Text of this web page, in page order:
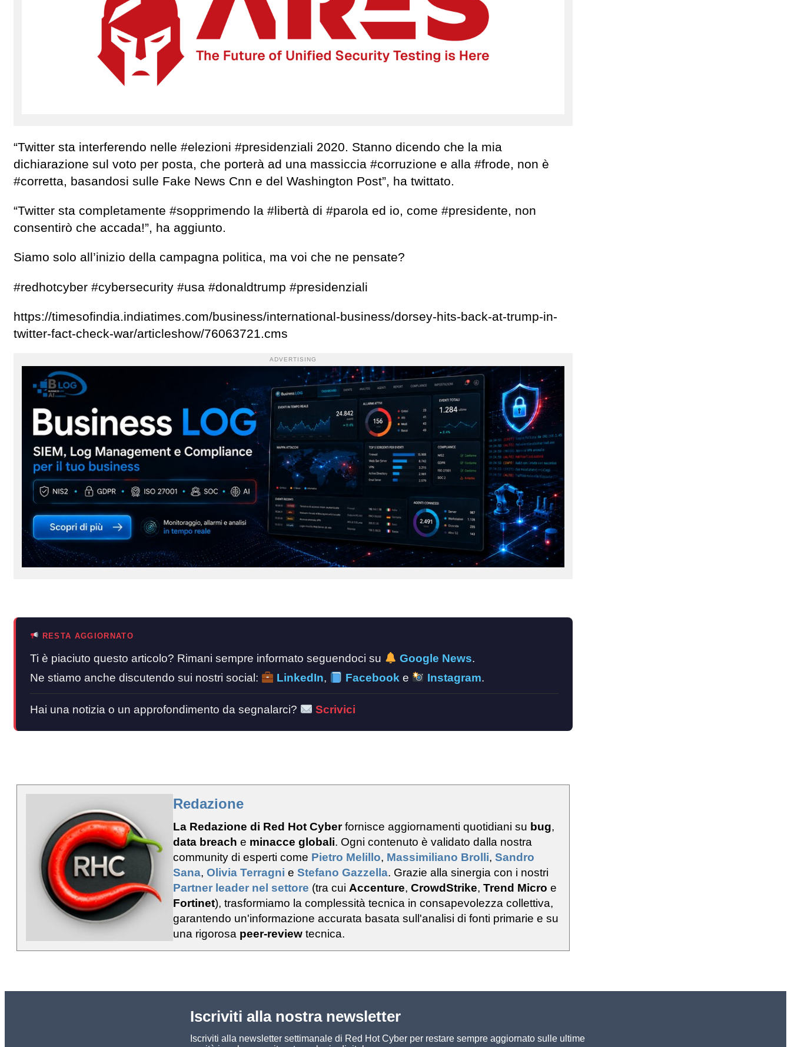
“Twitter sta interferendo nelle #elezioni #presidenziali 2020. Stanno dicendo che la mia
dichiarazione sul voto per posta, che porterà ad una massiccia #corruzione e alla #frode, non è
#corretta, basandosi sulle Fake News Cnn e del Washington Post”, ha twittato.
“Twitter sta completamente #sopprimendo la #libertà di #parola ed io, come #presidente, non
consentirò che accada!”, ha aggiunto.
Siamo solo all’inizio della campagna politica, ma voi che ne pensate?
#redhotcyber #cybersecurity #usa #donaldtrump #presidenziali
https://timesofindia.indiatimes.com/business/international-business/dorsey-hits-back-at-trump-in-
twitter-fact-check-war/articleshow/76063721.cms
ADVERTISING
RESTA AGGIORNATO
Ti è piaciuto questo articolo? Rimani sempre informato seguendoci su Google News.
Ne stiamo anche discutendo sui nostri social:
LinkedIn, Facebook e Instagram.
Hai una notizia o un approfondimento da segnalarci? Scrivici
Redazione
La Redazione di Red Hot Cyberfornisce aggiornamenti quotidiani su bug,
data breach e minacce globali. Ogni contenuto è validato dalla nostra
community di esperti come Pietro Melillo, Massimiliano Brolli, Sandro
Sana, Olivia Terragni e Stefano Gazzella. Grazie alla sinergia con i nostri
Partner leader nel settore (tra cui Accenture, CrowdStrike, Trend Micro e
Fortinet), trasformiamo la complessità tecnica in consapevolezza collettiva,
garantendo un'informazione accurata basata sull'analisi di fonti primarie e su
una rigorosa peer-review tecnica.
Iscriviti alla nostra newsletter
Iscriviti alla newsletter settimanale di Red Hot Cyber per restare sempre aggiornato sulle ultime